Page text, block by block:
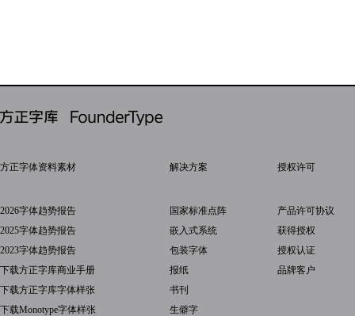
方正字体资料素材
2026字体趋势报告
2025字体趋势报告
2023字体趋势报告
下载方正字库商业手册
下载方正字库字体样张
下载Monotype字体样张
解决方案
国家标准点阵
嵌入式系统
包装字体
报纸
书刊
生僻字
授权许可
产品许可协议
获得授权
授权认证
品牌客户